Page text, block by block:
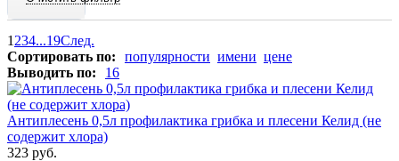
1 234...19След.
Сортировать по:
популярности имени цене
Выводить по:
16
Антиплесень 0,5л профилактика грибка и плесени Келид (не
содержит хлора)
323 руб.